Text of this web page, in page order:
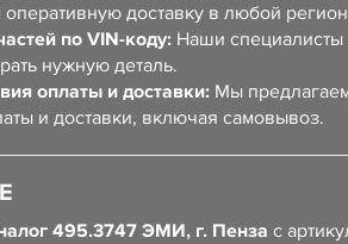
оперативную доставку в любой
по VIN-коду: Наши специалисты
нужную деталь.
оплаты и доставки: Мы
и доставки, включая самовывоз.
495.3747 ЭМИ, г. Пенза с